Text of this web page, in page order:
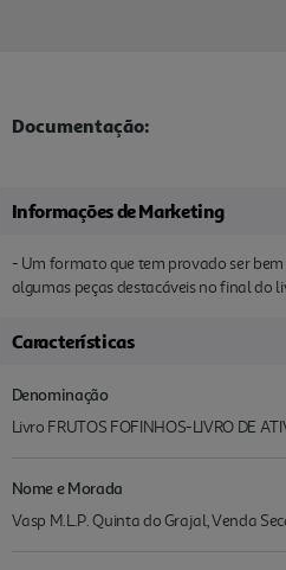
Documentação:
Informações de Marketing
- Um formato que tem provado ser
algumas peças destacáveis no final do
Características
Denominação
Livro FRUTOS FOFINHOS-LIVRO DE
Nome e Morada
Vasp M.L.P. Quinta do Grajal, Venda